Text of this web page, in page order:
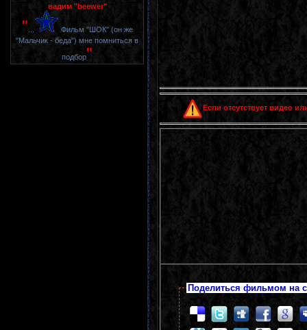
вадим "beewer"
"
Фильм "ШОК" (он же
"Мальчик - беда") мне помниться в
подбор"
Если отсутствует видео
Поделиться фильмом на